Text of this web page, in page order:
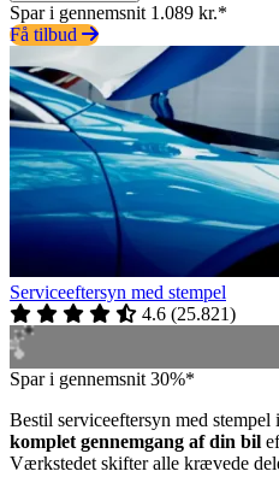
Spar i gennemsnit 1.089 kr.*
Få tilbud
Serviceeftersyn med stempel
4.6 (25.821)
Spar i gennemsnit 30%*
Bestil serviceeftersyn med
komplet gennemgang af din bil
Værkstedet skifter alle krævede